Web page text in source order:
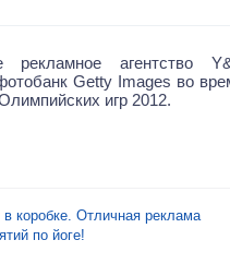
рекламное агентство
Getty Images во
игр 2012.
в коробке. Отличная реклама
по йоге!